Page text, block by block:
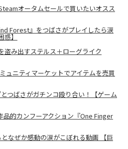
オータムセールで買いたいオスス
Forest』をつばさがプレイしたら涙
】
盗み出すステルス＋ローグライク
ュニティマーケットでアイテムを売買
つばさがガチンコ殴り合い！【ゲーム
品的カンフーアクション『One Finger
なぜか感動の涙がこぼれる動画 【巨